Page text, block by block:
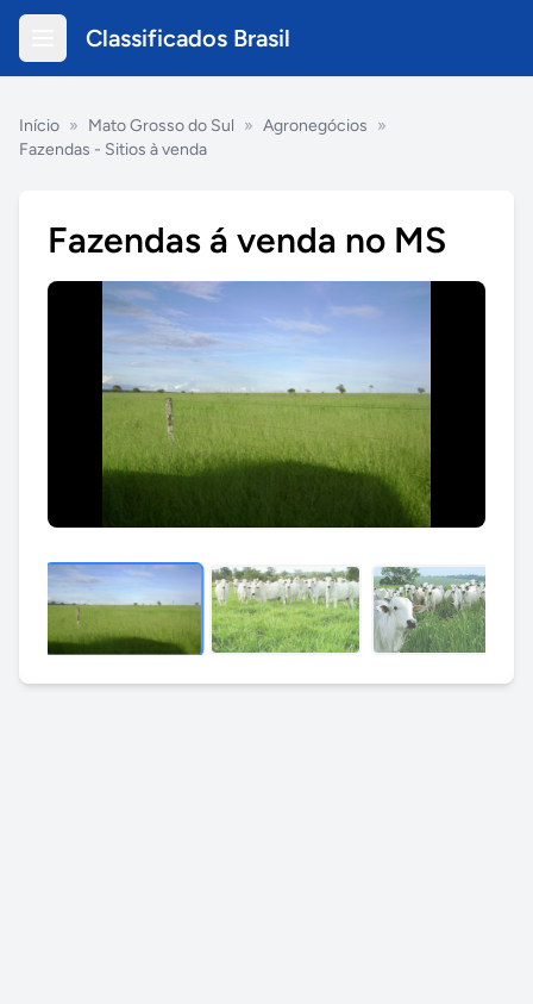
Classificados Brasil
Início » Mato Grosso do Sul » Agronegócios »
Fazendas - Sitios à venda
Fazendas á venda no MS